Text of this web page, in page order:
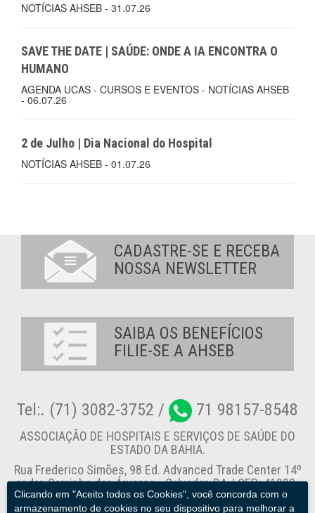
NOTÍCIAS AHSEB - 31.07.26
SAVE THE DATE | SAÚDE: ONDE A IA ENCONTRA O
HUMANO
AGENDA UCAS - CURSOS E EVENTOS - NOTÍCIAS AHSEB
- 06.07.26
2 de Julho | Dia Nacional do Hospital
NOTÍCIAS AHSEB - 01.07.26
Clicando em "Aceito todos os Cookies", você concorda com o
armazenamento de cookies no seu dispositivo para melhorar a
CADASTRE-SE E RECEBA
NOSSA NEWSLETTER
SAIBA OS BENEFÍCIOS
FILIE-SE A AHSEB
Tel:. (71) 3082-3752 / 71 98157-8548
ASSOCIAÇÃO DE HOSPITAIS E SERVIÇOS DE SAÚDE DO
ESTADO DA BAHIA.
Rua Frederico Simões, 98 Ed. Advanced Trade Center 14º
andar, Caminho das Árvores - Salvador-BA / CEP: 41820-
774